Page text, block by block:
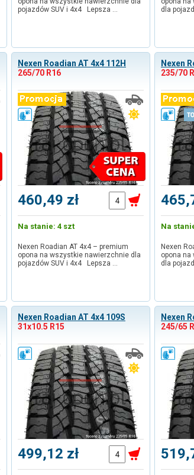
pojazdów SUV i 4x4 Lepsza …
dla
Nexen Roadian AT 4x4 112H
265/70 R16
460,49 zł
Na stanie: 4 szt
Nexen Roadian AT 4x4 – premium
opona na wszystkie nawierzchnie dla
pojazdów SUV i 4x4 Lepsza …
Nexen
235/70
Na
Nexen
opona
dla
Nexen Roadian AT 4x4 109S
31x10.5 R15
499,12 zł
Nexen
245/65